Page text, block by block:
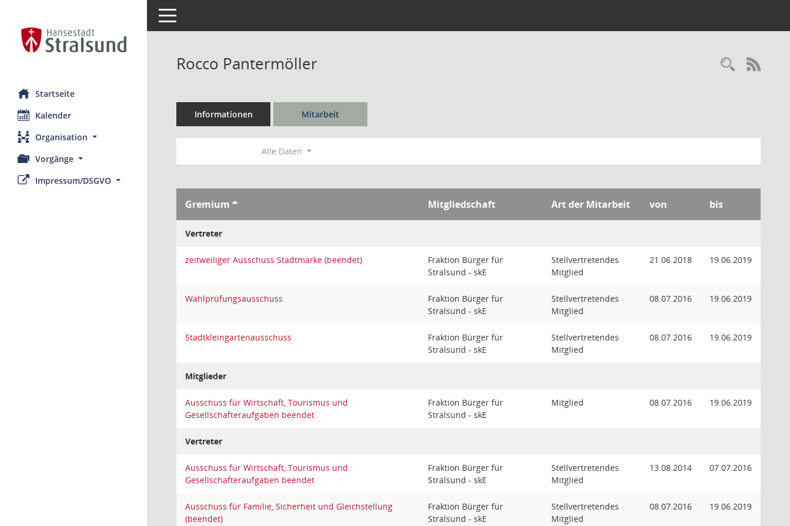
Startseite
Kalender
Organisation
Vorgänge
Impressum/DSGVO
Toggle navigation
Rocco Pantermöller
Informationen Mitarbeit
Alle Daten
Gremium Mitgliedschaft Art der Mitarbeit von bis
Vertreter
zeitweiliger Ausschuss Stadtmarke (beendet)
Fraktion Bürger für
Stralsund - skE
Stellvertretendes
Mitglied
21.06.2018 19.06.2019
Wahlprüfungsausschuss
Fraktion Bürger für
Stralsund - skE
Stellvertretendes
Mitglied
08.07.2016 19.06.2019
Stadtkleingartenausschuss
Fraktion Bürger für
Stralsund - skE
Stellvertretendes
Mitglied
08.07.2016 19.06.2019
Mitglieder
Ausschuss für Wirtschaft, Tourismus und
Gesellschafteraufgaben beendet
Fraktion Bürger für
Stralsund - skE
Mitglied 08.07.2016 19.06.2019
Vertreter
Ausschuss für Wirtschaft, Tourismus und
Gesellschafteraufgaben beendet
Fraktion Bürger für
Stralsund - skE
Stellvertretendes
Mitglied
13.08.2014 07.07.2016
Ausschuss für Familie, Sicherheit und Gleichstellung
(beendet)
Fraktion Bürger für
Stralsund - skE
Stellvertretendes
Mitglied
08.07.2016 19.06.2019